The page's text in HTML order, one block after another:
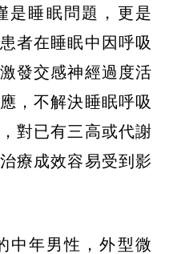
是睡眠問題，更是
者在睡眠中因呼吸
發交感神經過度活
，不解決睡眠呼吸
對已有三高或代謝
療成效容易受到影
中年男性，外型微